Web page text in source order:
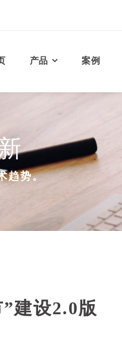
产品 案例
趋势。
建设2.0版